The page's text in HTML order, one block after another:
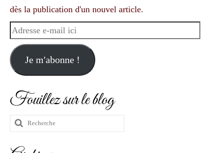
dès la publication d'un nouvel article.
Adresse
mail
ici
Je m'abonne !
Fouillez sur le blog
Rechercher